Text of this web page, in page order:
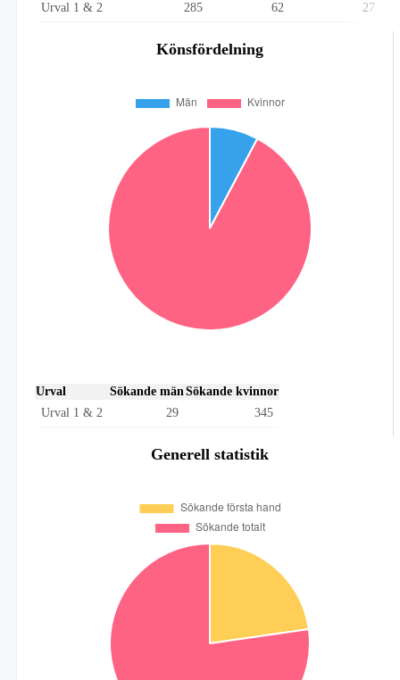
Urval 1 & 2
285 62 27
Könsfördelning
Urval Sökande mänSökande kvinnor
Urval 1 & 2
29 345
Generell statistik